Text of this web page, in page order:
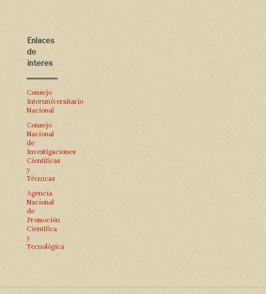
Enlaces
de
interés
Consejo
Interuniversitario
Nacional
Consejo
Nacional
de
Investigaciones
Científicas
y
Técnicas
Agencia
Nacional
de
Promoción
Científica
y
Tecnológica